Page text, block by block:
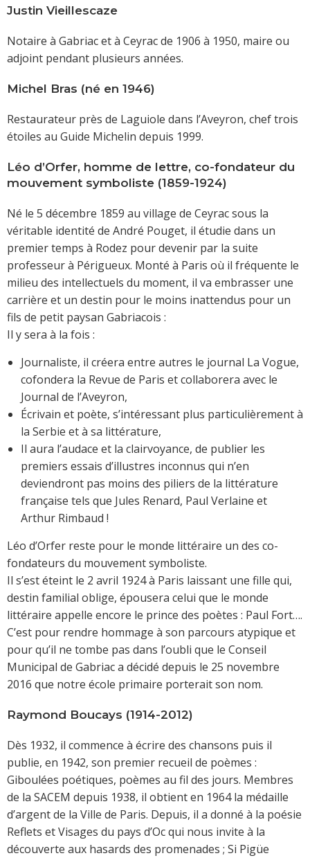
Justin Vieillescaze
Notaire à Gabriac et à Ceyrac de 1906 à 1950, maire ou
adjoint pendant plusieurs années.
Michel Bras (né en 1946)
Restaurateur près de Laguiole dans l’Aveyron, chef trois
étoiles au Guide Michelin depuis 1999.
Léo d’Orfer, homme de lettre, co-fondateur du
mouvement symboliste (1859-1924)
Né le 5 décembre 1859 au village de Ceyrac sous la
véritable identité de André Pouget, il étudie dans un
premier temps à Rodez pour devenir par la suite
professeur à Périgueux. Monté à Paris où il fréquente le
milieu des intellectuels du moment, il va embrasser une
carrière et un destin pour le moins inattendus pour un
fils de petit paysan Gabriacois :
Il y sera à la fois :
Journaliste, il créera entre autres le journal La Vogue,
cofondera la Revue de Paris et collaborera avec le
Journal de l’Aveyron,
Écrivain et poète, s’intéressant plus particulièrement à
la Serbie et à sa littérature,
Il aura l’audace et la clairvoyance, de publier les
premiers essais d’illustres inconnus qui n’en
deviendront pas moins des piliers de la littérature
française tels que Jules Renard, Paul Verlaine et
Arthur Rimbaud !
Léo d’Orfer reste pour le monde littéraire un des co-
fondateurs du mouvement symboliste.
Il s’est éteint le 2 avril 1924 à Paris laissant une fille qui,
destin familial oblige, épousera celui que le monde
littéraire appelle encore le prince des poètes : Paul Fort….
C’est pour rendre hommage à son parcours atypique et
pour qu’il ne tombe pas dans l’oubli que le Conseil
Municipal de Gabriac a décidé depuis le 25 novembre
2016 que notre école primaire porterait son nom.
Raymond Boucays (1914-2012)
Dès 1932, il commence à écrire des chansons puis il
publie, en 1942, son premier recueil de poèmes :
Giboulées poétiques, poèmes au fil des jours. Membres
de la SACEM depuis 1938, il obtient en 1964 la médaille
d’argent de la Ville de Paris. Depuis, il a donné à la poésie
Reflets et Visages du pays d’Oc qui nous invite à la
découverte aux hasards des promenades ; Si Pigüe